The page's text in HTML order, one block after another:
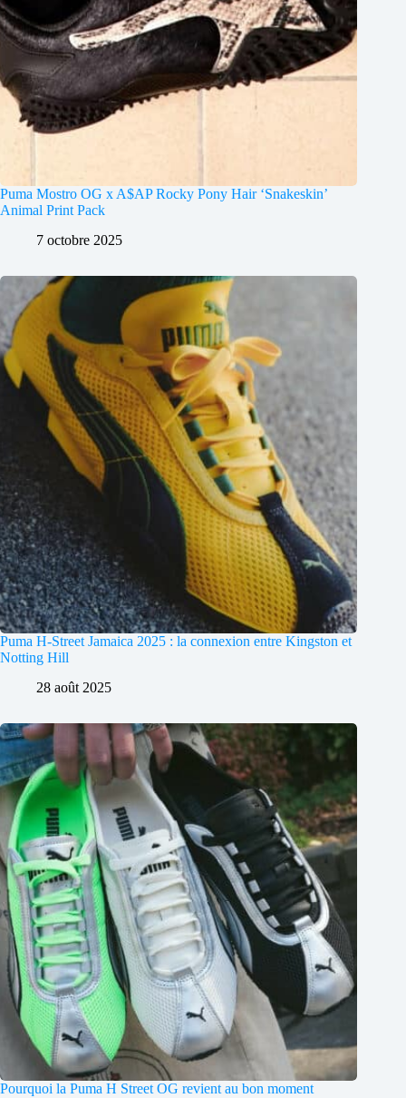
Puma Mostro OG x A$AP Rocky Pony Hair ‘Snakeskin’
Animal Print Pack
7 octobre 2025
Puma H-Street Jamaica 2025 : la connexion entre Kingston et
Notting Hill
28 août 2025
Pourquoi la Puma H Street OG revient au bon moment